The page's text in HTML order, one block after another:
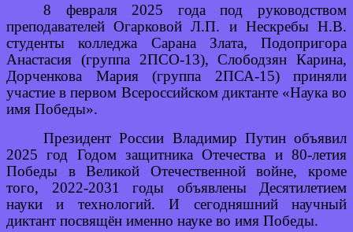
8 февраля 2025 года под руководством
преподавателей Огарковой Л.П. и Нескребы Н.В.
студенты колледжа Сарана Злата, Подопригора
Анастасия (группа 2ПСО-13), Слободзян Карина,
Дорченкова Мария (группа 2ПСА-15) приняли
участие в первом Всероссийском диктанте «Наука во
имя Победы».
Президент России Владимир Путин объявил
2025 год Годом защитника Отечества и 80-летия
Победы в Великой Отечественной войне, кроме
того, 2022-2031 годы объявлены Десятилетием
науки и технологий. И сегодняшний научный
диктант посвящён именно науке во имя Победы.